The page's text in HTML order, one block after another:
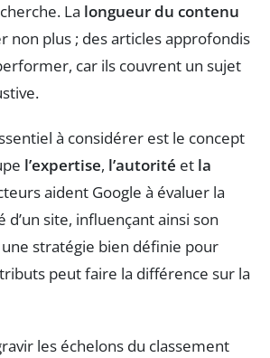
La longueur du contenu
non plus ; des articles approfondis
car ils couvrent un sujet
à considérer est le concept
l’expertise, l’autorité et la
aident Google à évaluer la
d’un site, influençant ainsi son
stratégie bien définie pour
peut faire la différence sur la
les échelons du classement